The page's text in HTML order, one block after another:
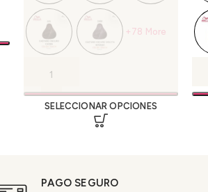
+78 More
SELECCIONAR OPCIONES
PAGO SEGURO